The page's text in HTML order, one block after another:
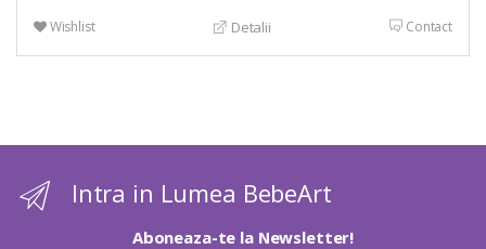
Wishlist Detalii Contact
Intra in Lumea BebeArt
Aboneaza-te la Newsletter!